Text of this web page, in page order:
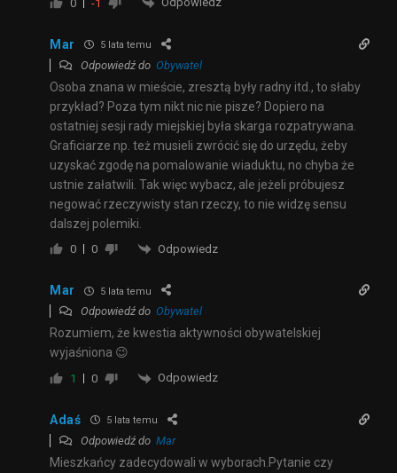
0 -1
Mar 5 lata temu
Odpowiedź do Obywatel
Osoba znana w mieście, zresztą były radny itd., to słaby
przykład? Poza tym nikt nic nie pisze? Dopiero na
ostatniej sesji rady miejskiej była skarga rozpatrywana.
Graficiarze np. też musieli zwrócić się do urzędu, żeby
uzyskać zgodę na pomalowanie wiaduktu, no chyba że
ustnie załatwili. Tak więc wybacz, ale jeżeli próbujesz
negować rzeczywisty stan rzeczy, to nie widzę sensu
dalszej polemiki.
0 0 Odpowiedz
Mar 5 lata temu
Odpowiedź do Obywatel
Rozumiem, że kwestia aktywności obywatelskiej
wyjaśniona 😉
1 0 Odpowiedz
Adaś 5 lata temu
Odpowiedź do Mar
Mieszkańcy zadecydowali w wyborach.Pytanie czy